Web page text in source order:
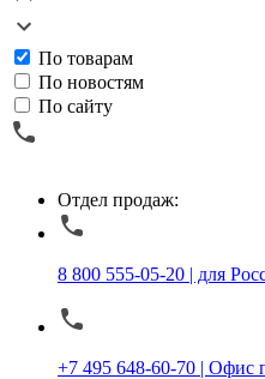
По товарам
По новостям
По сайту
Отдел продаж:
8 800 555-05-20 | для
+7 495 648-60-70 | Офис